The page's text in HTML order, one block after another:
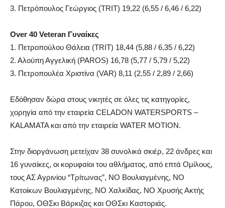
3. Πετρόπουλος Γεώργιος (TRIT) 19,22 (6,55 / 6,46 / 6,22)
Over 40 Veteran Γυναίκες
1. Πετροπούλου Θάλεια (TRIT) 18,44 (5,88 / 6,35 / 6,22)
2. Αλούπη Αγγελική (PAROS) 16,78 (5,77 / 5,79 / 5,22)
3. Πετροπουλέα Χριστίνα (VAR) 8,11 (2,55 / 2,89 / 2,66)
Εδόθησαν δώρα στους νικητές σε όλες τις κατηγορίες,
χορηγία από την εταιρεία CELADON WATERSPORTS –
KALAMATA και από την εταιρεία WATER MOTION.
Στην διοργάνωση μετείχαν 38 συνολικά σκιέρ, 22 άνδρες και
16 γυναίκες, οι κορυφαίοι του αθλήματος, από επτά Ομίλους,
τους ΑΣ Αγρινίου “Τρίτωνας”, ΝΟ Βουλιαγμένης, ΝΟ
Κατοίκων Βουλιαγμένης, ΝΟ Χαλκίδας, ΝΟ Χρυσής Ακτής
Πάρου, ΟΘΣκι Βάρκιζας και ΟΘΣκι Καστοριάς.